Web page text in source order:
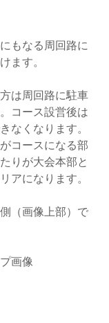
もなる周回路に
ます。
は周回路に駐車
コース設営後は
なくなります。
コースになる部
りが大会本部と
アになります。
（画像上部）で
画像